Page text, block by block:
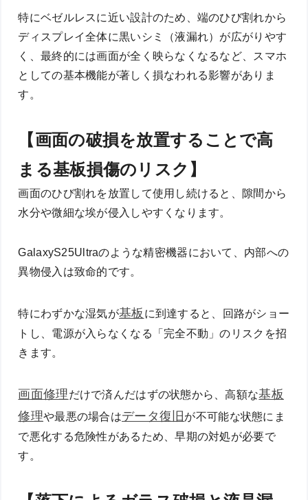
特にベゼルレスに近い設計のため、端のひび割れから
ディスプレイ全体に黒いシミ（液漏れ）が広がりやす
く、最終的には画面が全く映らなくなるなど、スマホ
としての基本機能が著しく損なわれる影響がありま
す。
【画面の破損を放置することで高
まる基板損傷のリスク】
画面のひび割れを放置して使用し続けると、隙間から
水分や微細な埃が侵入しやすくなります。
GalaxyS25Ultraのような精密機器において、内部への
異物侵入は致命的です。
特にわずかな湿気が基板 に到達すると、回路がショー
トし、電源が入らなくなる「完全不動」のリスクを招
きます。
画面修理だけで済んだはずの状態から、高額な基板
修理や最悪の場合はデータ復旧 が不可能な状態にま
で悪化する危険性があるため、早期の対処が必要で
す。